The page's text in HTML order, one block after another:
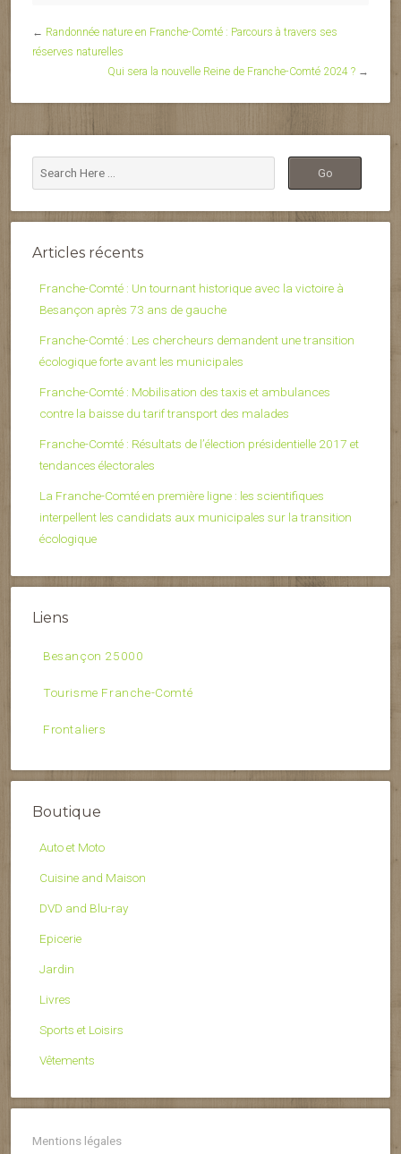
← Randonnée nature en Franche-Comté : Parcours à travers ses
réserves naturelles
Qui sera la nouvelle Reine de Franche-Comté 2024 ? →
Articles récents
Franche-Comté : Un tournant historique avec la victoire à
Besançon après 73 ans de gauche
Franche-Comté : Les chercheurs demandent une transition
écologique forte avant les municipales
Franche-Comté : Mobilisation des taxis et ambulances
contre la baisse du tarif transport des malades
Franche-Comté : Résultats de l’élection présidentielle 2017 et
tendances électorales
La Franche-Comté en première ligne : les scientifiques
interpellent les candidats aux municipales sur la transition
écologique
Liens
Besançon 25000
Tourisme Franche-Comté
Frontaliers
Boutique
Auto et Moto
Cuisine and Maison
DVD and Blu-ray
Epicerie
Jardin
Livres
Sports et Loisirs
Vêtements
Mentions légales